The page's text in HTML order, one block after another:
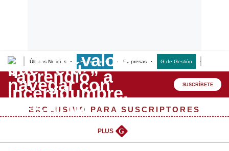
Últimas Noticias Empresas G Empresas G de Gestión
Lo último
Peru Quiosco
Management & Empleo
SUSCRÍBETE
EXCLUSIVO PARA SUSCRIPTORES
PLUS G